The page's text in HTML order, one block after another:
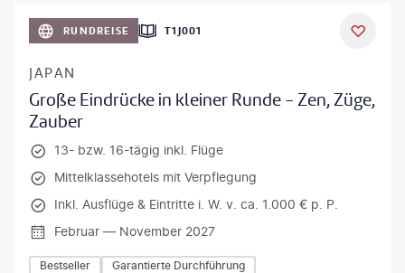
RUNDREISE T1J001
JAPAN
Große Eindrücke in kleiner Runde - Zen, Züge,
Zauber
13- bzw. 16-tägig inkl. Flüge
Mittelklassehotels mit Verpflegung
Inkl. Ausflüge & Eintritte i. W. v. ca. 1.000 € p. P.
Februar — November 2027
Bestseller
Garantierte Durchführung